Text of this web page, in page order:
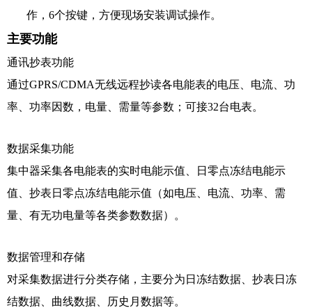
作，6个按键，方便现场安装调试操作。
主要功能
通讯抄表功能
通过GPRS/CDMA无线远程抄读各电能表的电压、电流、功
率、功率因数，电量、需量等参数；可接32台电表。
数据采集功能
集中器采集各电能表的实时电能示值、日零点冻结电能示
值、抄表日零点冻结电能示值（如电压、电流、功率、需
量、有无功电量等各类参数数据）。
数据管理和存储
对采集数据进行分类存储，主要分为日冻结数据、抄表日冻
结数据、曲线数据、历史月数据等。